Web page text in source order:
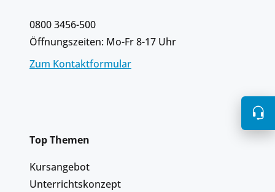
0800 3456-500
Öffnungszeiten: Mo-Fr 8-17 Uhr
Zum Kontaktformular
Top Themen
Kursangebot
Unterrichtskonzept